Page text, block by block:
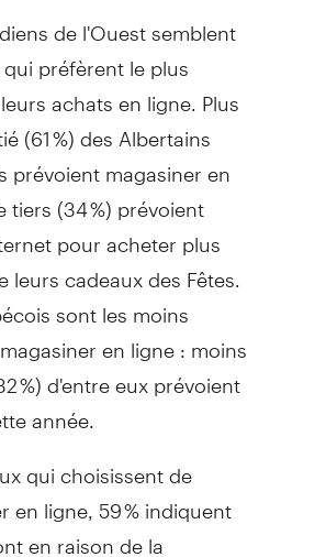
de l'Ouest semblent
préfèrent le plus
achats en ligne. Plus
(61 %) des Albertains
prévoient magasiner en
tiers (34 %) prévoient
pour acheter plus
leurs cadeaux des Fêtes.
sont les moins
en ligne : moins
%) d'entre eux prévoient
année.
qui choisissent de
en ligne, 59 % indiquent
en raison de la